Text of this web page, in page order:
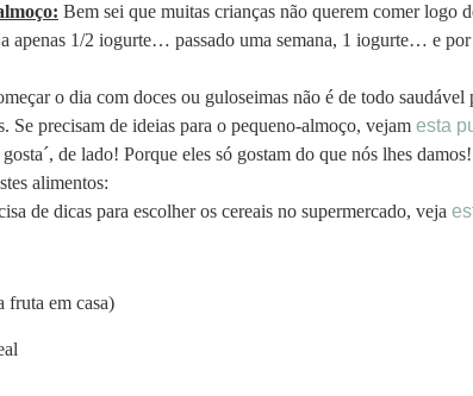
Bem sei que muitas crianças não querem comer logo
apenas 1/2 iogurte… passado uma semana, 1 iogurte… e
o dia com doces ou guloseimas não é de todo
Se precisam de ideias para o pequeno-almoço, vejam esta
de lado! Porque eles só gostam do que nós lhes
alimentos:
de dicas para escolher os cereais no supermercado, veja
fruta em casa)